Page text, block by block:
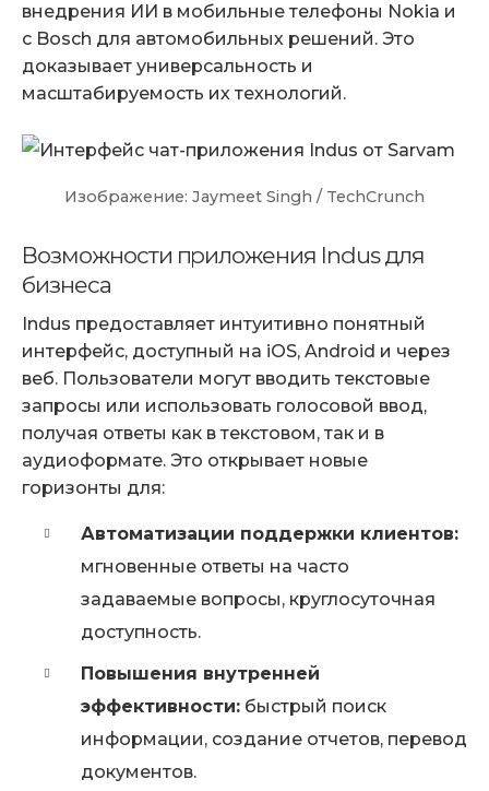
внедрения ИИ в мобильные телефоны Nokia и
с Bosch для автомобильных решений. Это
доказывает универсальность и
масштабируемость их технологий.
Изображение: Jaymeet Singh / TechCrunch
Возможности приложения Indus для
бизнеса
Indus предоставляет интуитивно понятный
интерфейс, доступный на iOS, Android и через
веб. Пользователи могут вводить текстовые
запросы или использовать голосовой ввод,
получая ответы как в текстовом, так и в
аудиоформате. Это открывает новые
горизонты для:
Автоматизации поддержки клиентов:
мгновенные ответы на часто
задаваемые вопросы, круглосуточная
доступность.
Повышения внутренней
эффективности: быстрый поиск
информации, создание отчетов, перевод
документов.